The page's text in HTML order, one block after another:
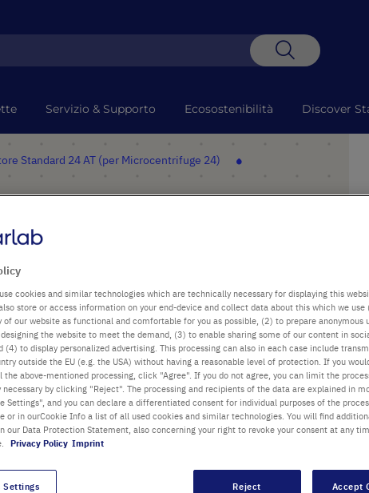
Servizio & Supporto Ecosostenibilità Discover
Standard 24 AT (per Microcentrifuge 24)
(per Microcentrifuge
PUNTI SALIENTI
Max. velocità 15.060 rpm
Max. forza centrifuga 21300 x
g
Max. capacità per 24
provette da 1,5/2,0 mL
cookies and similar technologies which are technically necessary for displaying this
store or access information on your end-device and collect data about this which we
of our website as functional and comfortable for you as possible, (2) to prepare anonymous
the website to meet the demand, (3) to enable sharing some of our content in
(4) to display personalized advertising. This processing can also in each case include
outside the EU (e.g. the USA) without having a reasonable level of protection. If you
the above-mentioned processing, click "Agree". If you do not agree, you can limit the
by clicking "Reject". The processing and recipients of the data are explained in
Settings", and you can declare a differentiated consent for individual purposes of the
or in ourCookie Info a list of all used cookies and similar technologies. You will find
our Data Protection Statement, also concerning your right to revoke your consent at any
Privacy Policy Imprint
Settings Reject Accept